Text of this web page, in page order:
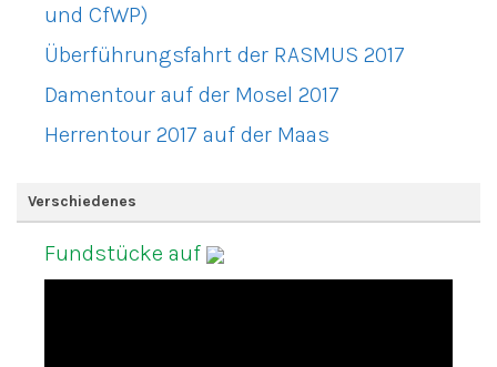
und CfWP)
Überführungsfahrt der RASMUS 2017
Damentour auf der Mosel 2017
Herrentour 2017 auf der Maas
Verschiedenes
Fundstücke auf